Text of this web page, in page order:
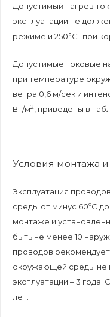
Допустимый нагрев
эксплуатации не
режиме и 250°С -при
Допустимые токовые
при температуре
ветра 0,6 м/сек и
Вт/м2, приведены в
Условия монтажа
Эксплуатация
среды от минус 60ºС
монтаже и
быть не менее 10
проводов
окружающей среды не
эксплуатации – 3
лет.